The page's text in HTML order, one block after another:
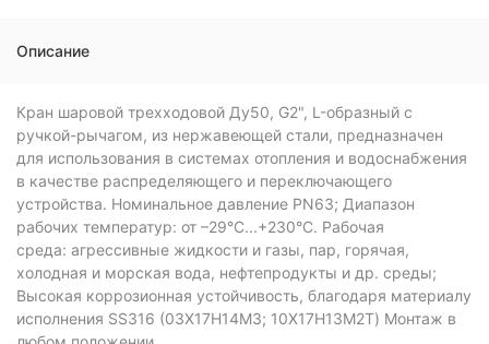
Описание
Кран шаровой трехходовой Ду50, G2", L-образный с
ручкой-рычагом, из нержавеющей стали, предназначен
для использования в системах отопления и водоснабжения
в качестве распределяющего и переключающего
устройства. Номинальное давление PN63; Диапазон
рабочих температур: от –29°C...+230°C. Рабочая
среда: агрессивные жидкости и газы, пар, горячая,
холодная и морская вода, нефтепродукты и др. среды;
Высокая коррозионная устойчивость, благодаря материалу
исполнения SS316 (03Х17Н14М3; 10Х17Н13М2Т) Монтаж в